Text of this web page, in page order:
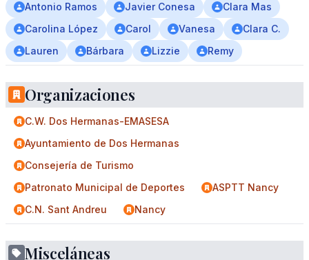
Antonio Ramos
Javier Conesa
Clara Mas
Carolina López
Carol Vanesa
Clara C.
Lauren
Bárbara Lizzie Remy
Organizaciones
C.W. Dos Hermanas-EMASESA
Ayuntamiento de Dos Hermanas
Consejería de Turismo
Patronato Municipal de Deportes
ASPTT Nancy
C.N. Sant Andreu
Nancy
Misceláneas